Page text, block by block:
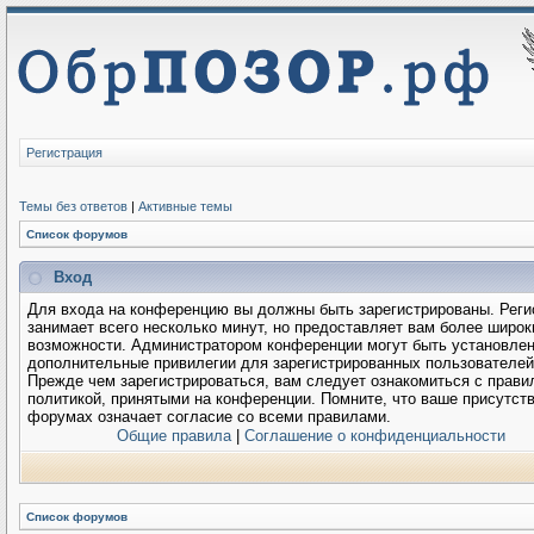
Регистрация
Темы без ответов | Активные темы
Список форумов
Вход
Для входа на конференцию вы должны быть зарегистрированы.
занимает всего несколько минут, но предоставляет вам более
возможности. Администратором конференции могут быть
дополнительные привилегии для зарегистрированных
Прежде чем зарегистрироваться, вам следует ознакомиться с
политикой, принятыми на конференции. Помните, что ваше
форумах означает согласие со всеми правилами.
Общие правила| Соглашение о конфиденциальности
Список форумов